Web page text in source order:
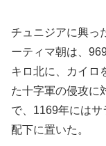
チュニジアに興っ
ーティマ朝は、
キロ北に、カイロ
た十字軍の侵攻に
で、1169年には
配下に置いた。